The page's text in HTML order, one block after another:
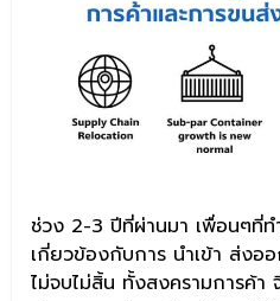
ช่วง 2-3 ปีที่ผ่านมา เพื่อนๆที่ท
เกี่ยวข้องกับการ นำเข้า ส่งอ
ไม่จบไม่สิ้น ทั้งสงครามการค้า